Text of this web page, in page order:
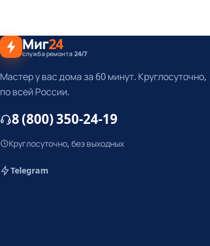
Миг24
служба ремонта 24/7
Мастер у вас дома за 60 минут. Круглосуточно,
по всей России.
8 (800) 350-24-19
Круглосуточно, без выходных
Telegram